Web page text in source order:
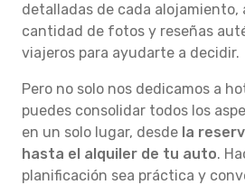
detalladas de cada alojamiento,
cantidad de fotos y reseñas
viajeros para ayudarte a decidir.
Pero no solo nos dedicamos a
puedes consolidar todos los
en un solo lugar, desde la
hasta el alquiler de tu auto.
planificación sea práctica y